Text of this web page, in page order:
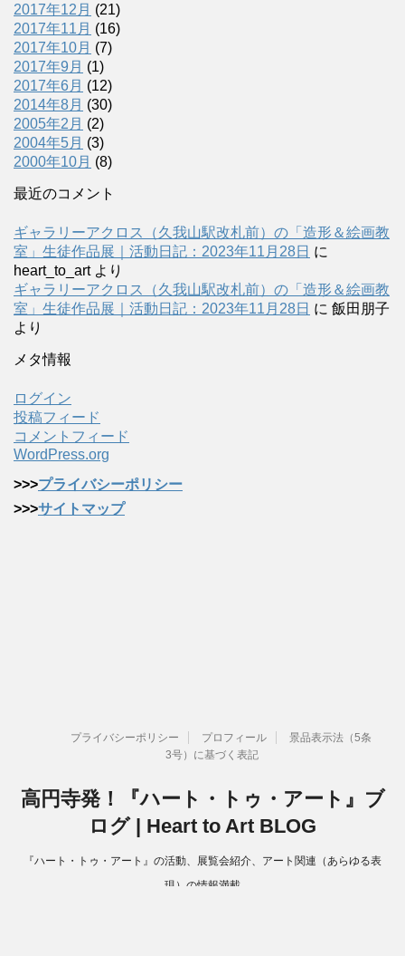
2017年12月 (21)
2017年11月 (16)
2017年10月 (7)
2017年9月 (1)
2017年6月 (12)
2014年8月 (30)
2005年2月 (2)
2004年5月 (3)
2000年10月 (8)
最近のコメント
ギャラリーアクロス（久我山駅改札前）の「造形＆絵画教
室」生徒作品展｜活動日記：2023年11月28日 に
heart_to_artより
ギャラリーアクロス（久我山駅改札前）の「造形＆絵画教
室」生徒作品展｜活動日記：2023年11月28日 に 飯田朋子
より
メタ情報
ログイン
投稿フィード
コメントフィード
WordPress.org
>>>プライバシーポリシー
>>>サイトマップ
プライバシーポリシー プロフィール
景品表示法（5条
3号）に基づく表記
高円寺発！『ハート・トゥ・アート』ブ
ログ | Heart to Art BLOG
『ハート・トゥ・アート』の活動、展覧会紹介、アート関連（あらゆる表
現）の情報満載